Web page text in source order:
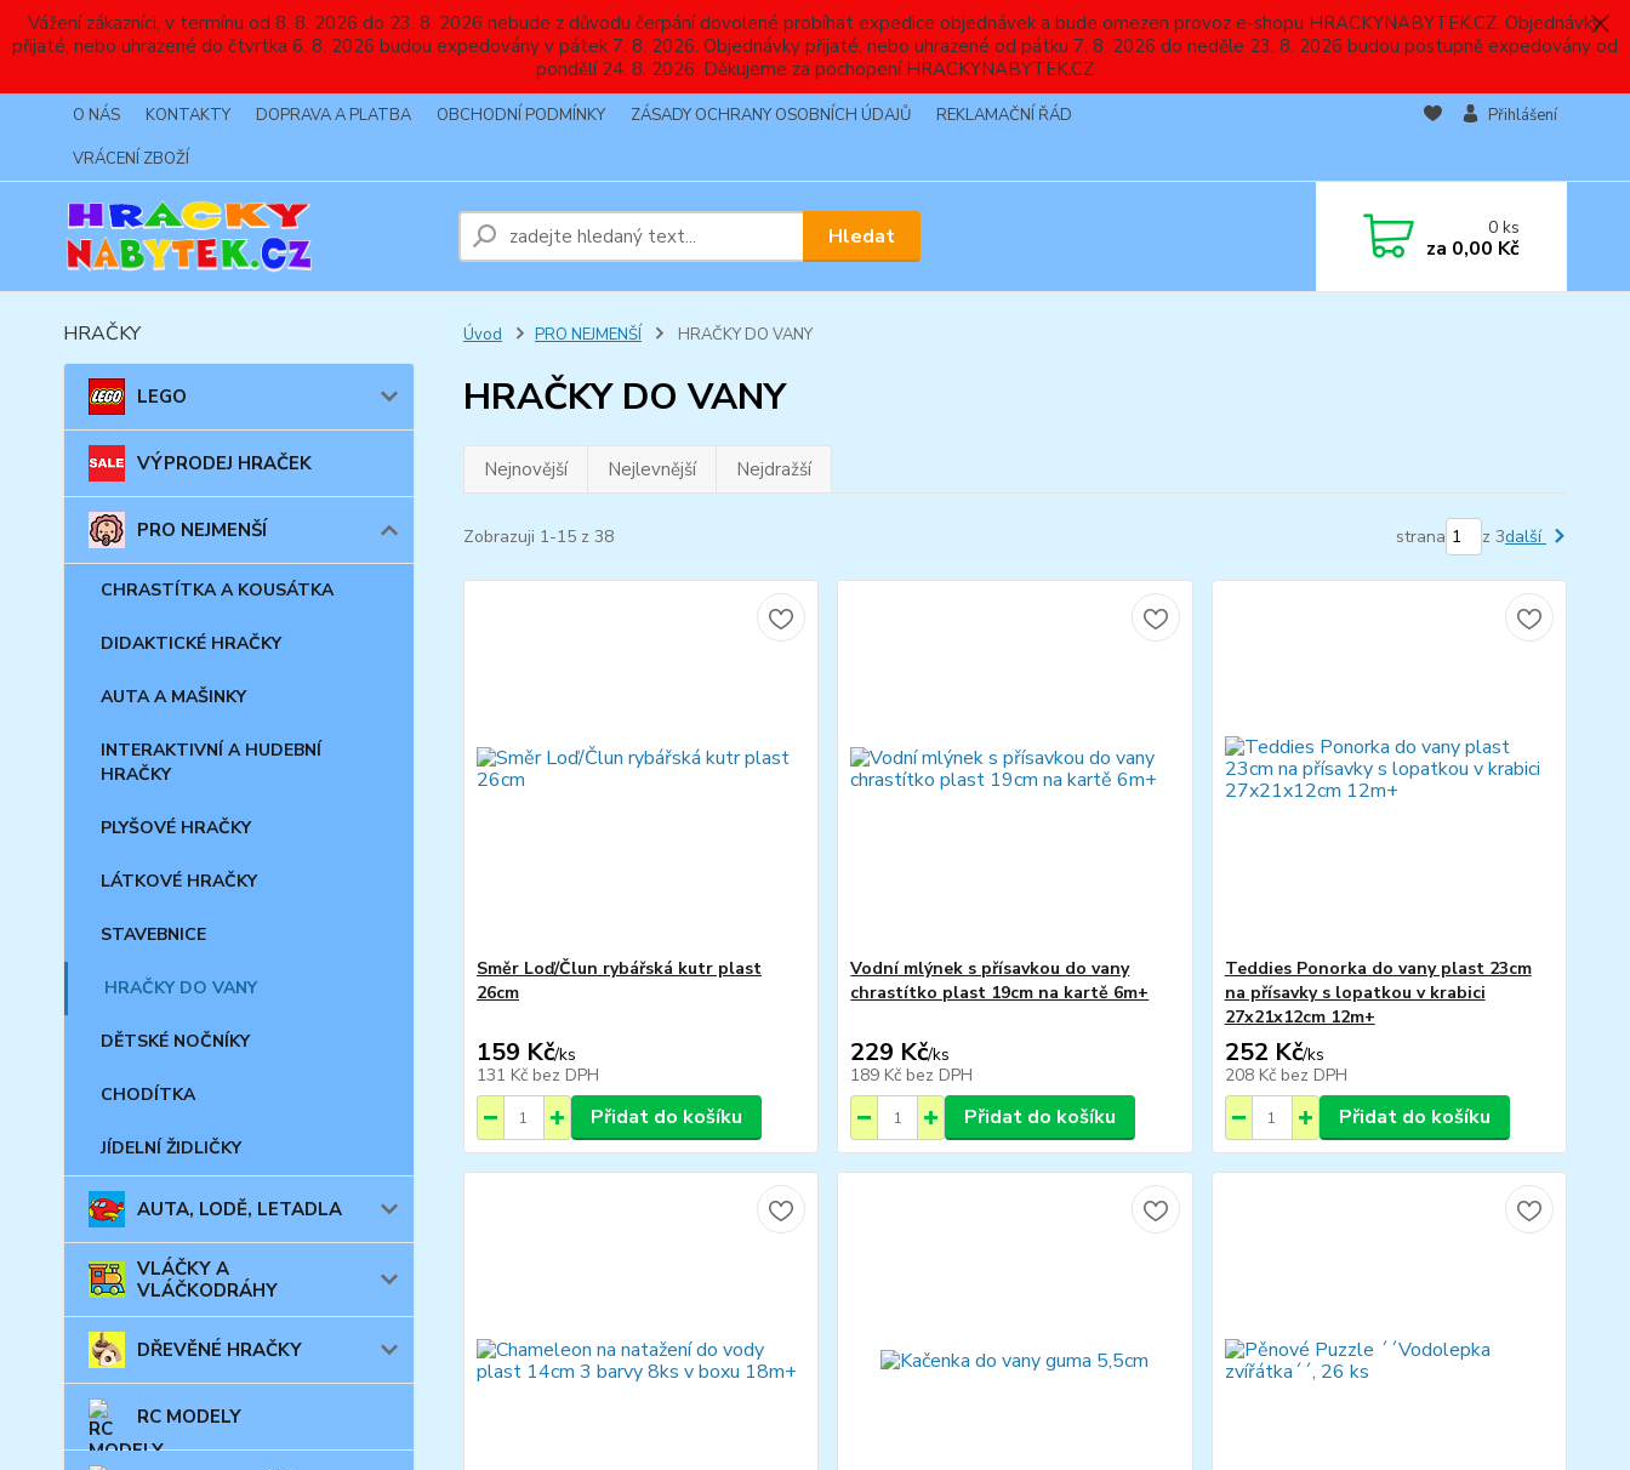
Vážení zákazníci, v termínu od 8. 8. 2026 do 23. 8. 2026 nebude z důvodu čerpání dovolené probíhat expedice objednávek a bude omezen provoz e-shopu HRACKYNABYTEK.CZ. Objednávky
přijaté, nebo uhrazené do čtvrtka 6. 8. 2026 budou expedovány v pátek 7. 8. 2026. Objednávky přijaté, nebo uhrazené od pátku 7. 8. 2026 do neděle 23. 8. 2026 budou postupně expedovány od
pondělí 24. 8. 2026. Děkujeme za pochopení HRACKYNABYTEK.CZ
O NÁS KONTAKTY DOPRAVA A PLATBA OBCHODNÍ PODMÍNKY ZÁSADY OCHRANY OSOBNÍCH ÚDAJŮ
REKLAMAČNÍ ŘÁD
VRÁCENÍ ZBOŽÍ
Přihlášení
Hledat 0ks
za 0,00 Kč
HRAČKY
LEGO
VÝPRODEJ HRAČEK
PRO NEJMENŠÍ
CHRASTÍTKA A KOUSÁTKA
DIDAKTICKÉ HRAČKY
AUTA A MAŠINKY
INTERAKTIVNÍ A HUDEBNÍ
HRAČKY
PLYŠOVÉ HRAČKY
LÁTKOVÉ HRAČKY
STAVEBNICE
HRAČKY DO VANY
DĚTSKÉ NOČNÍKY
CHODÍTKA
JÍDELNÍ ŽIDLIČKY
AUTA, LODĚ, LETADLA
VLÁČKY A
VLÁČKODRÁHY
DŘEVĚNÉ HRAČKY
RC MODELY
Úvod PRO NEJMENŠÍ HRAČKY DO VANY
HRAČKY DO VANY
Nejnovější Nejlevnější Nejdražší
Zobrazuji 1-15 z 38 strana z 3další
Směr Loď/Člun rybářská kutr plast
26cm
159 Kč/ks
131 Kč bez DPH
Přidat do košíku
Vodní mlýnek s přísavkou do vany
chrastítko plast 19cm na kartě 6m+
229 Kč/ks
189 Kč bez DPH
Přidat do košíku
Teddies Ponorka do vany plast 23cm
na přísavky s lopatkou v krabici
27x21x12cm 12m+
252 Kč/ks
208 Kč bez DPH
Přidat do košíku